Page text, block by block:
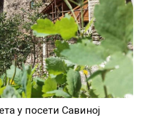
у посети Савиној